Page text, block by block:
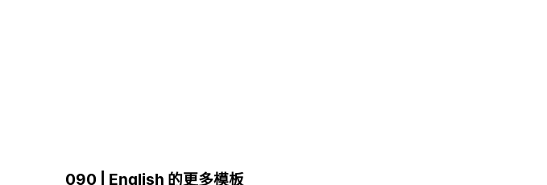
090 | English 的更多模板